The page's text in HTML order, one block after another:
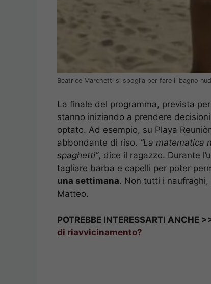
Beatrice Marchetti si spoglia per fare il bagno
La finale del programma, prevista
stanno iniziando a prendere
optato. Ad esempio, su Playa
abbondante di riso. “La matematica
spaghetti”, dice il ragazzo. Durante
tagliare barba e capelli per poter
una settimana. Non tutti i naufraghi,
Matteo.
POTREBBE INTERESSARTI ANCHE
di riavvicinamento?